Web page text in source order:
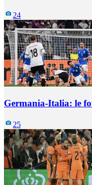
24
Germania-Italia: le
25